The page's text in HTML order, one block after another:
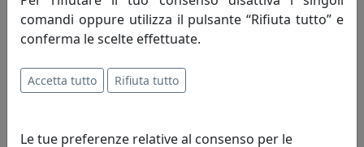
continuando la tradizione famigliare, dal figlio
Massimo. Altissima qualità, design originale e un ottimo
servizio contraddistinguono da sempre Perenz, che
offre ai suoi Clienti eleganza e raffinatezza in un mix di
forme, luci e colori.
comandi oppure utilizza il pulsante “Rifiuta tutto” e
conferma le scelte effettuate.
Accetta tutto Rifiuta tutto
Le tue preferenze relative al consenso per le